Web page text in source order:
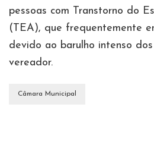
pessoas com Transtorno do
(TEA), que frequentemente
devido ao barulho intenso dos
vereador.
Câmara Municipal